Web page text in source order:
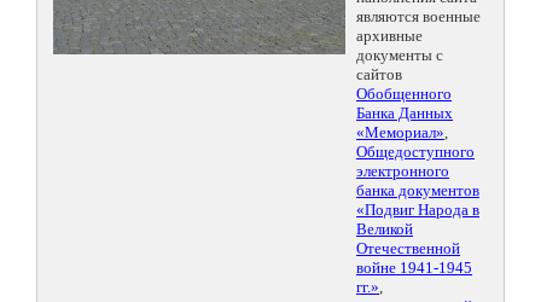
являются военные
архивные
документы с
сайтов
Обобщенного
Банка Данных
«Мемориал»,
Общедоступного
электронного
банка документов
«Подвиг Народа в
Великой
Отечественной
войне 1941-1945
гг.»,